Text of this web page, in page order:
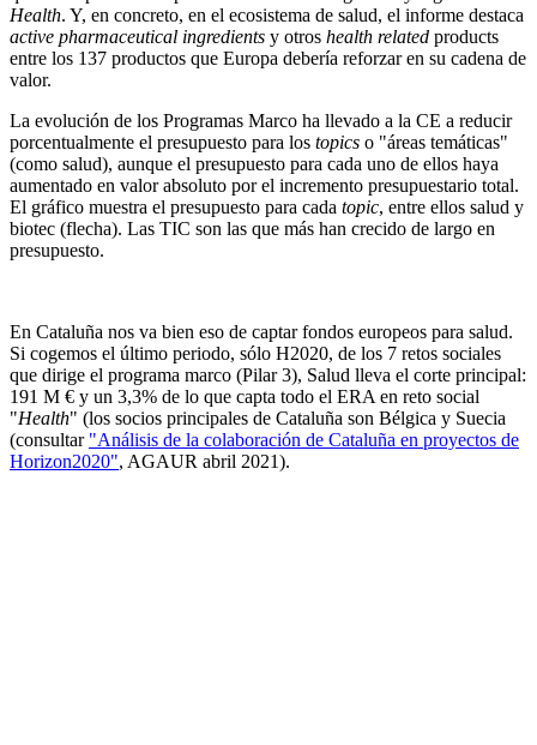
Health. Y, en concreto, en el ecosistema de salud, el informe destaca
active pharmaceutical ingredients y otros health related products
entre los 137 productos que Europa debería reforzar en su cadena de
valor.
La evolución de los Programas Marco ha llevado a la CE a reducir
porcentualmente el presupuesto para los topics o "áreas temáticas"
(como salud), aunque el presupuesto para cada uno de ellos haya
aumentado en valor absoluto por el incremento presupuestario total.
El gráfico muestra el presupuesto para cada topic, entre ellos salud y
biotec (flecha). Las TIC son las que más han crecido de largo en
presupuesto.
En Cataluña nos va bien eso de captar fondos europeos para salud.
Si cogemos el último periodo, sólo H2020, de los 7 retos sociales
que dirige el programa marco (Pilar 3), Salud lleva el corte principal:
191 M € y un 3,3% de lo que capta todo el ERA en reto social
"Health" (los socios principales de Cataluña son Bélgica y Suecia
(consultar "Análisis de la colaboración de Cataluña en proyectos de
Horizon2020", AGAUR abril 2021).